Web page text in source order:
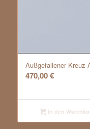
Außgefallener
470,00€
In den